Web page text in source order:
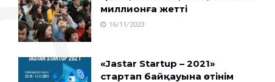
миллионға жетті
16/11/2023
«Jastar Startup – 2021»
стартап байқауына өтінім